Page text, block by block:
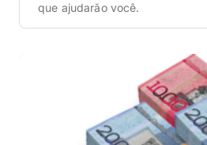
que ajudarão você.